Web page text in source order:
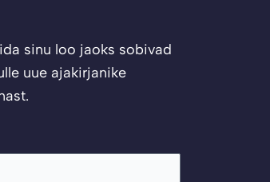
sinu loo jaoks sobivad
uue ajakirjanike